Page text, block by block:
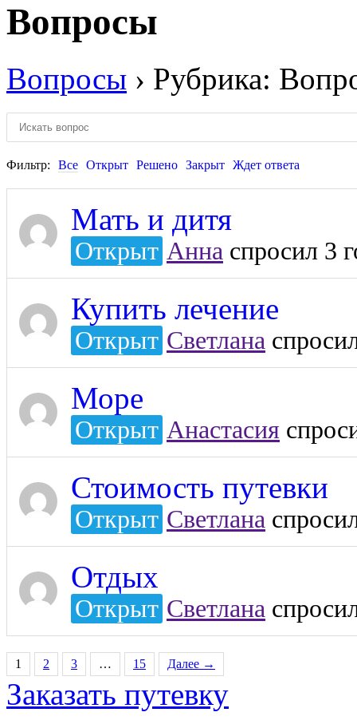
Вопросы
Вопросы › Рубрика:
Фильтр: Все Открыт Решено Закрыт Ждет ответа
Мать и дитя
Открыт Анна спросил 3
Купить лечение
Открыт Светлана
Море
Открыт Анастасия
Стоимость путевки
Открыт Светлана
Отдых
Открыт Светлана
1 2 3 … 15 Далее →
Заказать путевку